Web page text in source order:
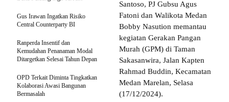
Santoso, PJ Gubsu Agus
Fatoni dan Walikota Medan
Bobby Nasution memantau
kegiatan Gerakan Pangan
Murah (GPM) di Taman
Sakasanwira, Jalan Kapten
Rahmad Buddin, Kecamatan
Medan Marelan, Selasa
(17/12/2024).
Gus Irawan Ingatkan Risiko
Central Counterparty BI
Ranperda Insentif dan
Kemudahan Penanaman Modal
Ditargetkan Selesai Tahun Depan
OPD Terkait Diminta Tingkatkan
Kolaborasi Awasi Bangunan
Bermasalah